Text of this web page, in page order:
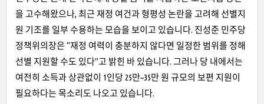
을 고수해왔으나, 최근 재정 여건과 형평성 논란을 고려해 선별지
원 기조를 일부 수용하는 모습을 보이고 있습니다. 진성준 민주당
정책위의장은 “재정 여력이 충분하지 않다면 일정한 범위를 정해
선별 지원할 수도 있다”고 밝힌 바 있습니다. 그러나 당 내에서는
여전히 소득과 상관없이 1인당 25만~35만 원 규모의 보편 지원이
필요하다는 목소리도 나오고 있습니다.